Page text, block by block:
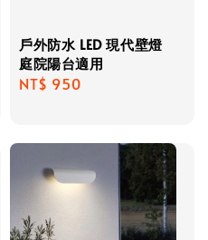
戶外防水 LED 現代壁燈
庭院陽台適用
Regular
NT$ 950